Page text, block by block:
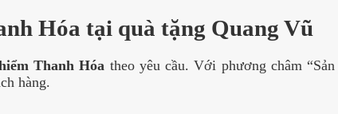
Hóa tại quà tặng Quang Vũ
Thanh Hóa theo yêu cầu. Với phương châm
hàng.